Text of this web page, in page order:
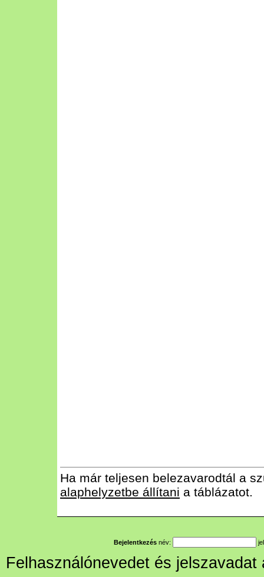
Ha már teljesen belezavarodtál a
alaphelyzetbe állítani a táblázatot.
Bejelentkezés név:
Felhasználónevedet és